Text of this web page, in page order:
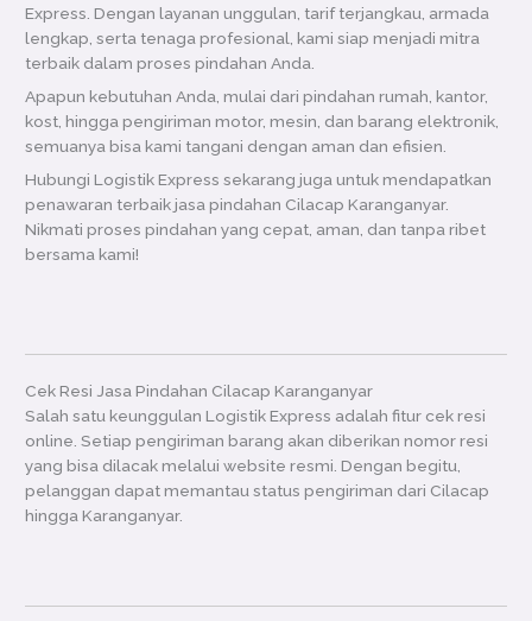
Express. Dengan layanan unggulan, tarif terjangkau, armada
lengkap, serta tenaga profesional, kami siap menjadi mitra
terbaik dalam proses pindahan Anda.
Apapun kebutuhan Anda, mulai dari pindahan rumah, kantor,
kost, hingga pengiriman motor, mesin, dan barang elektronik,
semuanya bisa kami tangani dengan aman dan efisien.
Hubungi Logistik Express sekarang juga untuk mendapatkan
penawaran terbaik jasa pindahan Cilacap Karanganyar.
Nikmati proses pindahan yang cepat, aman, dan tanpa ribet
bersama kami!
Cek Resi Jasa Pindahan Cilacap Karanganyar
Salah satu keunggulan Logistik Express adalah fitur cek resi
online. Setiap pengiriman barang akan diberikan nomor resi
yang bisa dilacak melalui website resmi. Dengan begitu,
pelanggan dapat memantau status pengiriman dari Cilacap
hingga Karanganyar.